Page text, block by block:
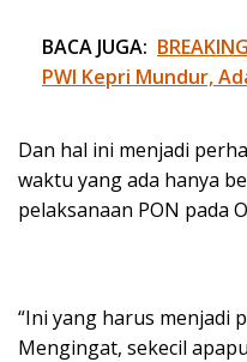
BACA JUGA:
PWI Kepri Mundur,
Dan hal ini menjadi
waktu yang ada hanya
pelaksanaan PON pada
“Ini yang harus menjadi
Mengingat, sekecil